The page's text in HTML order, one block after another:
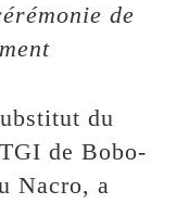
de
du
de Bobo-
Nacro, a